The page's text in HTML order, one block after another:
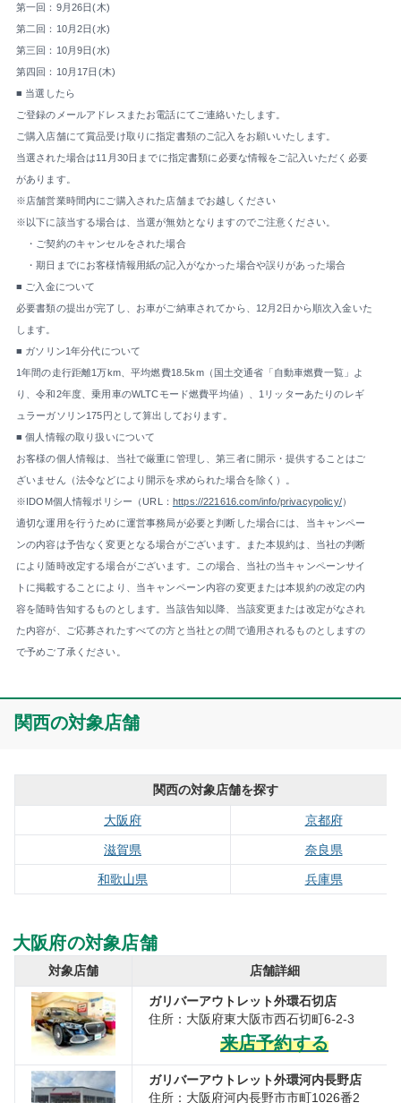
第一回：9月26日(木)
第二回：10月2日(水)
第三回：10月9日(水)
第四回：10月17日(木)
■ 当選したら
ご登録のメールアドレスまたお電話にてご連絡いたします。
ご購入店舗にて賞品受け取りに指定書類のご記入をお願いいたします。
当選された場合は11月30日までに指定書類に必要な情報をご記入いただく必要
があります。
※店舗営業時間内にご購入された店舗までお越しください
※以下に該当する場合は、当選が無効となりますのでご注意ください。
・ご契約のキャンセルをされた場合
・期日までにお客様情報用紙の記入がなかった場合や誤りがあった場合
■ ご入金について
必要書類の提出が完了し、お車がご納車されてから、12月2日から順次入金いた
します。
■ ガソリン1年分代について
1年間の走行距離1万km、平均燃費18.5km（国土交通省「自動車燃費一覧」よ
り、令和2年度、乗用車のWLTCモード燃費平均値）、1リッターあたりのレギ
ュラーガソリン175円として算出しております。
■ 個人情報の取り扱いについて
お客様の個人情報は、当社で厳重に管理し、第三者に開示・提供することはご
ざいません（法令などにより開示を求められた場合を除く）。
※IDOM個人情報ポリシー（URL： https://221616.com/info/privacypolicy/）
適切な運用を行うために運営事務局が必要と判断した場合には、当キャンペー
ンの内容は予告なく変更となる場合がございます。また本規約は、当社の判断
により随時改定する場合がございます。この場合、当社の当キャンペーンサイ
トに掲載することにより、当キャンペーン内容の変更または本規約の改定の内
容を随時告知するものとします。当該告知以降、当該変更または改定がなされ
た内容が、ご応募されたすべての方と当社との間で適用されるものとしますの
で予めご了承ください。
関西の対象店舗
関西の対象店舗を探す
大阪府 京都府
滋賀県 奈良県
和歌山県 兵庫県
大阪府の対象店舗
対象店舗 店舗詳細
ガリバーアウトレット外環石切店
住所：大阪府東大阪市西石切町6-2-3
来店予約する
ガリバーアウトレット外環河内長野店
住所：大阪府河内長野市市町1026番2